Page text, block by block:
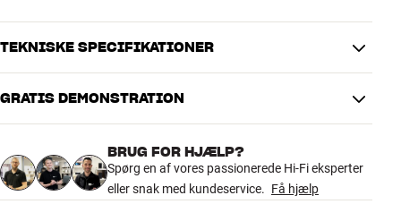
ASW10CM S2 fås i højglans sort eller mat hvid lakeret finish.
B&W ASW10CM S2 – massiv digital effekt
anmelderroste 600-serie, men finishen er løftet op på det eksklusive
niveau, som også kendetegner resten af CM-serien. Det betyder
blandt andet, at du får den elegante aluminiumsring omkring
TEKNISKE SPECIFIKATIONER
Model / Variant
Sort højglans
Vægt (kg)
21
Vægt emballage (kg)
22
GRATIS DEMONSTRATION
BRUG FOR HJÆLP?
Spørg en af vores passionerede Hi-Fi eksperter
eller snak med kundeservice. Få hjælp